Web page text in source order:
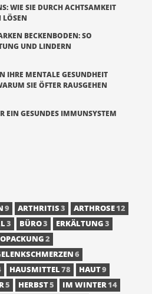
WIE SIE DURCH ACHTSAMKEIT
LÖSEN
BECKENBODEN: SO
UND LINDERN
IHRE MENTALE GESUNDHEIT
SIE ÖFTER RAUSGEHEN
EIN GESUNDES IMMUNSYSTEM
9 ARTHRITIS3 ARTHROSE12
3 BÜRO3 ERKÄLTUNG3
2
6
HAUSMITTEL78 HAUT9
5 HERBST5 IM WINTER14